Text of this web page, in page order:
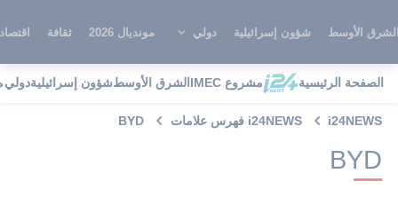
الأوسط شؤون إسرائيلية دولي مونديال 2026 ثقافة
الصفحة الرئيسية مشروع IMEC الشرق الأوسطشؤون إسرائيليةدولي
i24NEWS i24NEWS فهرس علامات BYD
BYD